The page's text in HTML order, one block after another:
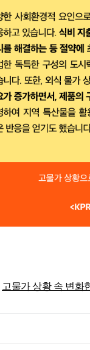
고물가 상황 속 변화